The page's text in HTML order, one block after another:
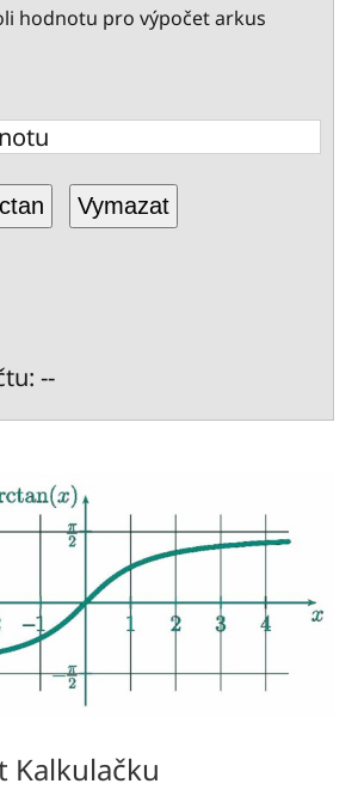
hodnotu pro výpočet arkus
Vymazat
--
Kalkulačku